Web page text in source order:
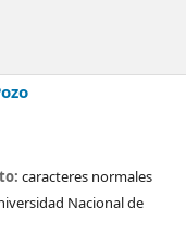
caracteres normales
Nacional de